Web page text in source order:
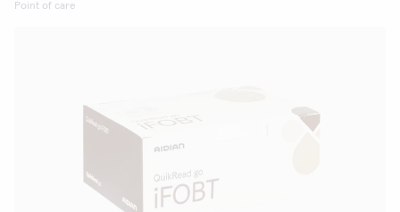
Point of care